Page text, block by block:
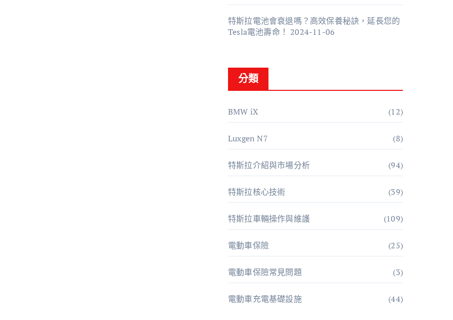
特斯拉電池會衰退嗎？高效保養秘訣，延長您的
Tesla電池壽命！ 2024-11-06
分類
BMW iX (12)
Luxgen N7 (8)
特斯拉介紹與市場分析 (94)
特斯拉核心技術 (39)
特斯拉車輛操作與維護 (109)
電動車保險 (25)
電動車保險常見問題 (3)
電動車充電基礎設施 (44)